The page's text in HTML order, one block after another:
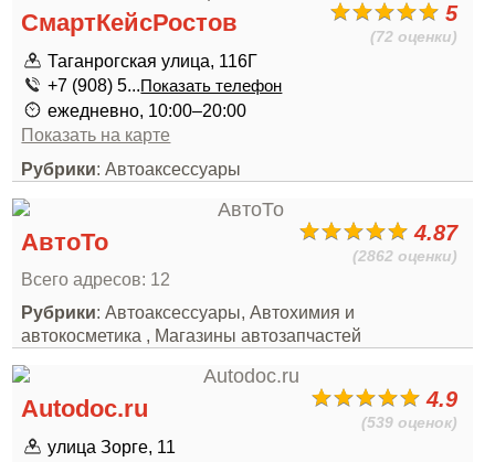
5
(72 оценки)
СмартКейсРостов
Таганрогская улица, 116Г
+7 (908) 5...Показать телефон
ежедневно, 10:00–20:00
Показать на карте
Рубрики: Автоаксессуары
4.87
(2862 оценки)
АвтоТо
Всего адресов: 12
Рубрики: Автоаксессуары, Автохимия и
автокосметика , Магазины автозапчастей
4.9
(539 оценок)
Autodoc.ru
улица Зорге, 11